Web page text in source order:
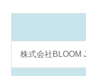
株式会社BLOOM